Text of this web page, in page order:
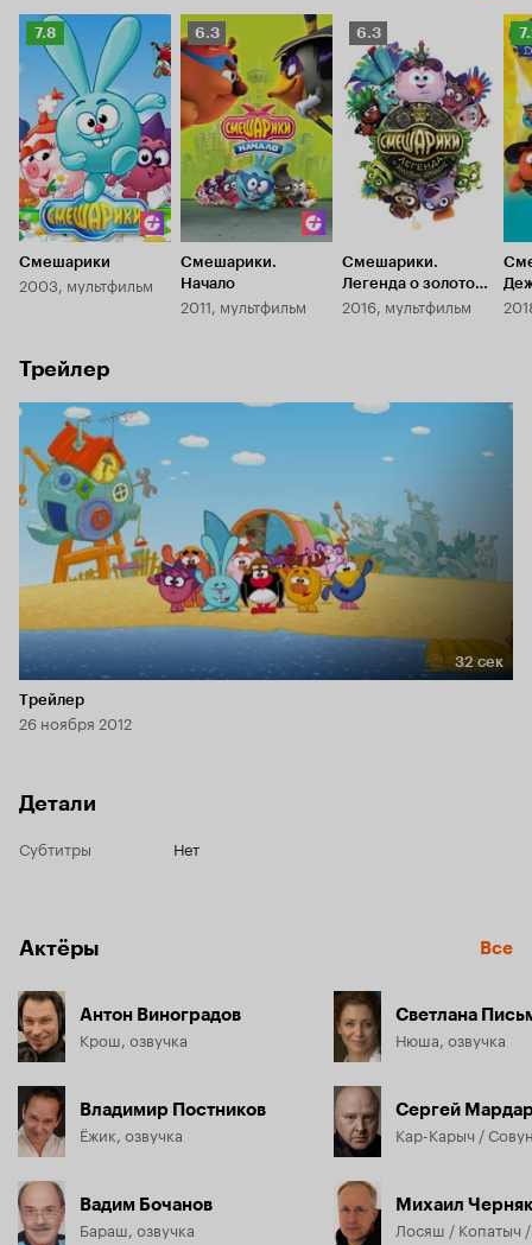
Рейтинг
Кинопоиска
7.8
Смешарики
2003, мультфильм
Рейтинг
Кинопоиска
6.3
Смешарики.
Начало
2011, мультфильм
Рейтинг
Кинопоиска
6.3
6.3
Смешарики.
Легенда о золотом
драконе
2016, мультфильм
Трейлер
Длительность 32 сек
32 сек
Трейлер
26 ноября 2012
Детали
Субтитры Нет
Актёры Все
Антон Виноградов
Крош, озвучка
Владимир Постников
Ёжик, озвучка
Вадим Бочанов
Бараш, озвучка
Светлана
Нюша, озвучка
Сергей
Кар-Карыч /
Михаил Черняк
Лосяш / Копатыч